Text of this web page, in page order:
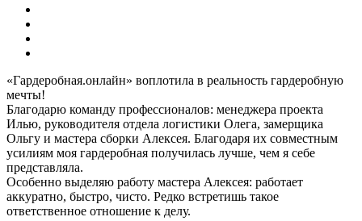
«Гардеробная.онлайн» воплотила в реальность гардеробную
мечты!
Благодарю команду профессионалов: менеджера проекта
Илью, руководителя отдела логистики Олега, замерщика
Ольгу и мастера сборки Алексея. Благодаря их совместным
усилиям моя гардеробная получилась лучше, чем я себе
представляла.
Особенно выделяю работу мастера Алексея: работает
аккуратно, быстро, чисто. Редко встретишь такое
ответственное отношение к делу.